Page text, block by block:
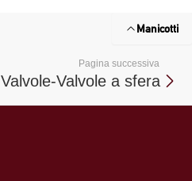
Manicotti
Pagina successiva
Valvole-Valvole a sfera